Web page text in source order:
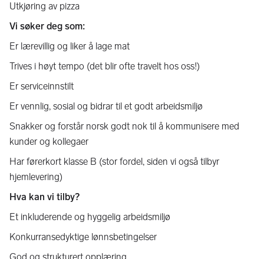
Utkjøring av pizza
Vi søker deg som:
Er lærevillig og liker å lage mat
Trives i høyt tempo (det blir ofte travelt hos oss!)
Er serviceinnstilt
Er vennlig, sosial og bidrar til et godt arbeidsmiljø
Snakker og forstår norsk godt nok til å kommunisere med
kunder og kollegaer
Har førerkort klasse B (stor fordel, siden vi også tilbyr
hjemlevering)
Hva kan vi tilby?
Et inkluderende og hyggelig arbeidsmiljø
Konkurransedyktige lønnsbetingelser